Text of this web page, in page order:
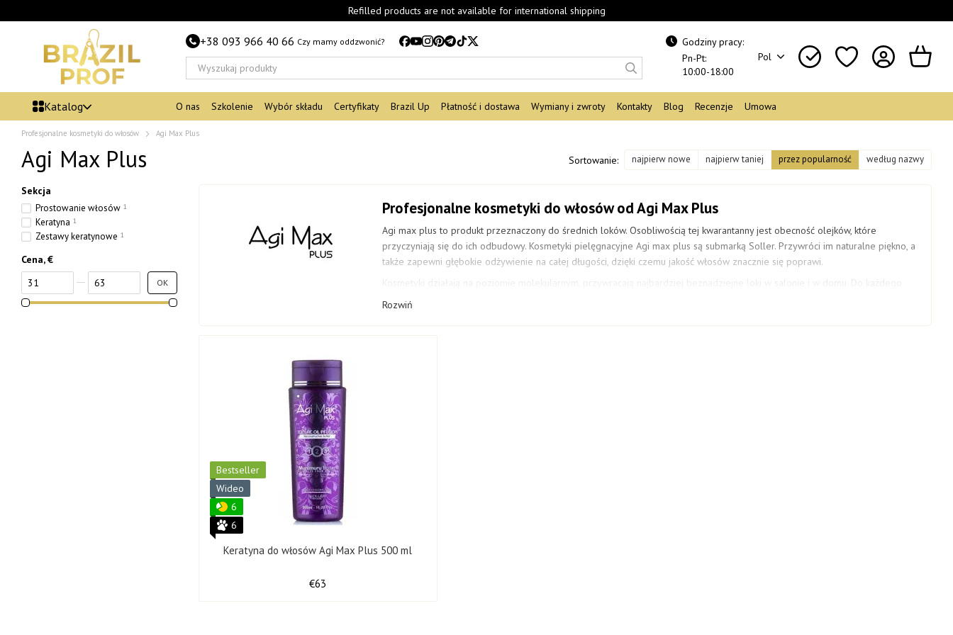
Refilled products are not available for international shipping
+38 093 966 40 66 Czy mamy oddzwonić?
Godziny pracy:
Pn-Pt:
10:00-18:00
Pol
Katalog O nas Szkolenie Wybór składu Certyfikaty Brazil Up Płatność i dostawa Wymiany i zwroty Kontakty Blog Recenzje Umowa
Profesjonalne kosmetyki do włosów Agi Max Plus
Agi Max Plus Sortowanie: najpierw nowe najpierw taniej przez popularność według nazwy
Profesjonalne kosmetyki do włosów od Agi Max Plus
Agi max plus to produkt przeznaczony do średnich loków. Osobliwością tej kwarantanny jest obecność olejków, które
przyczyniają się do ich odbudowy. Kosmetyki pielęgnacyjne Agi max plus są submarką Soller. Przywróci im naturalne piękno, a
także zapewni głębokie odżywienie na całej długości, dzięki czemu jakość włosów znacznie się poprawi.
Kosmetyki działają na poziomie molekularnym, przywracają najbardziej beznadziejne loki w salonie i w domu. Do każdego
produktu dołączona jest szczegółowa instrukcja. Najpierw warto sprawdzić tolerancję produktu na niewielkim obszarze głowy.
Rozwiń
Bestseller
Wideo
6
6
Keratyna do włosów Agi Max Plus 500 ml
€63
Sekcja
Prostowanie włosów 1
Keratyna 1
Zestawy keratynowe 1
Cena, €
Od Cena, €
Do Cena, € OK